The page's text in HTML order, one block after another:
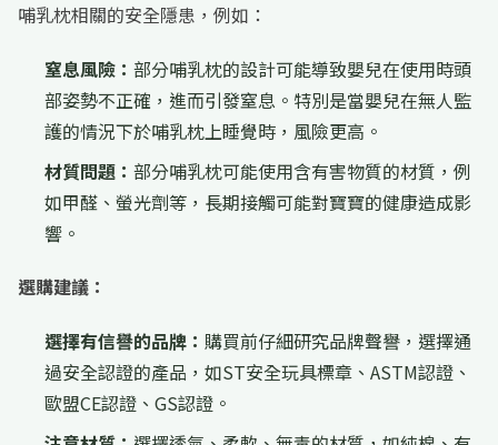
哺乳枕相關的安全隱患，例如：
窒息風險： 部分哺乳枕的設計可能導致嬰兒在使用時頭
部姿勢不正確，進而引發窒息。特別是當嬰兒在無人監
護的情況下於哺乳枕上睡覺時，風險更高。
材質問題： 部分哺乳枕可能使用含有害物質的材質，例
如甲醛、螢光劑等，長期接觸可能對寶寶的健康造成影
響。
選購建議：
選擇有信譽的品牌： 購買前仔細研究品牌聲譽，選擇通
過安全認證的產品，如ST安全玩具標章、ASTM認證、
歐盟CE認證、GS認證。